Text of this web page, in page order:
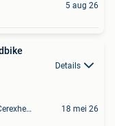
5 aug 26
Details
Barchon + Partie De Cerexhe - Heuseux, De Evegnee - Tignee 18 mei 26